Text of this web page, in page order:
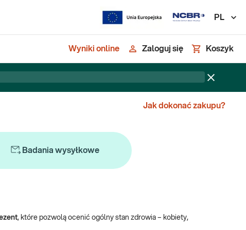
PL
Wyniki online Zaloguj się Koszyk
Jak dokonać zakupu?
Badania wysyłkowe
, które pozwolą ocenić ogólny stan zdrowia – kobiety,